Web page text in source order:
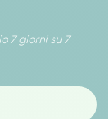
7 giorni su 7